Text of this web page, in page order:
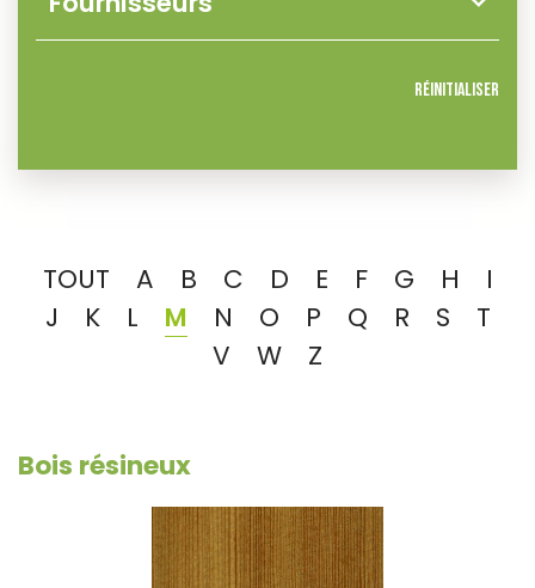
Réinitialiser
TOUT A B C D E F G H
I
J
K L M N O P Q R S
T
V
W Z
Bois résineux